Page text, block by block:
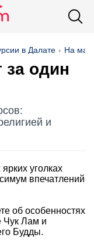
в Далате На
один
и
уголках
впечатлений
об особенностях
Чук Лам и
Будды.